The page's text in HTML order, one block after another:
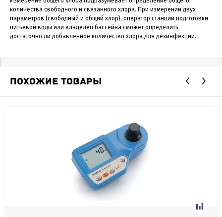
количества свободного и связанного хлора. При измерении двух
параметров (свободный и общий хлор), оператор станции подготовки
питьевой воды или владелец бассейна сможет определить,
достаточно ли добавленное количество хлора для дезинфекции.
ПОХОЖИЕ ТОВАРЫ